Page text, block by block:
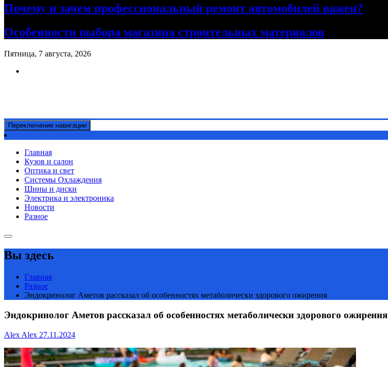
Почему и зачем профессиональный ремонт автомобилей важен?
Особенности выбора магазина строительных материалов
Пятница, 7 августа, 2026
Переключение навигации
Главная
Кузов и салон
Оптика и свет
Системы Охлаждения
Шины и диски
Электрика и электроника
Новости
Разное
Вы здесь
Главная
Разное
Эндокринолог Аметов рассказал об особенностях метаболически здорового ожирения
Эндокринолог Аметов рассказал об особенностях метаболически здорового ожирения
Alex Alex 27.11.2024